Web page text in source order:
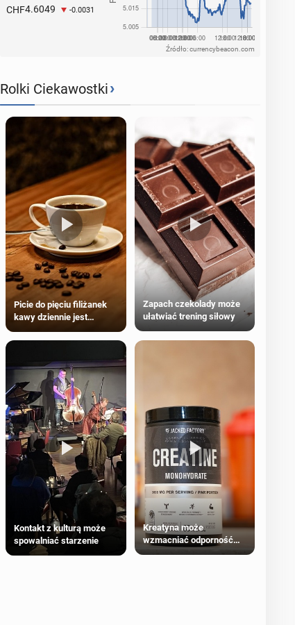
CHF4.6049 -0.0031
Źródło: currencybeacon.com
Rolki Ciekawostki›
Picie do pięciu filiżanek
kawy dziennie jest
większości dorosłych
Zapach czekolady może
ułatwiać trening siłowy
Kontakt z kulturą może
spowalniać starzenie
Kreatyna może
wzmacniać odporność
przeciw nowotworom